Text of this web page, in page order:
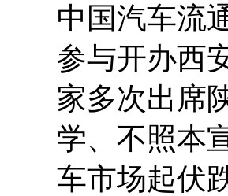
中国汽车流
参与开办西
家多次出席
学、不照本
车市场起伏